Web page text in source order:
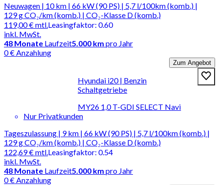
Neuwagen | 10 km | 66 kW (90 PS) | 5,7 l/100km (komb.) |
129 g CO₂/km (komb.) | CO₂-Klasse D (komb.)
119,00 €mtl.
inkl. MwSt.
Leasingfaktor: 0.60
48 Monate Laufzeit5.000 km pro Jahr
0 € Anzahlung
Zum Angebot
Hyundai i20 | Benzin
Schaltgetriebe
MY26 1,0 T-GDI SELECT Navi
Nur Privatkunden
Tageszulassung | 9 km | 66 kW (90 PS) | 5,7 l/100km (komb.) |
129 g CO₂/km (komb.) | CO₂-Klasse D (komb.)
122,69 €mtl.
inkl. MwSt.
Leasingfaktor: 0.54
48 Monate Laufzeit5.000 km pro Jahr
0 € Anzahlung